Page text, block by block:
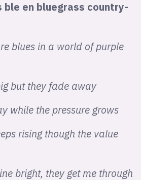
ble en bluegrass country-
blues in a world of purple
but they fade away
while the pressure grows
rising though the value
bright, they get me through